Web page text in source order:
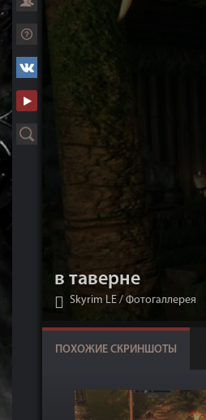
в таверне
Skyrim LE / Фотогаллерея
ПОХОЖИЕ СКРИНШОТЫ